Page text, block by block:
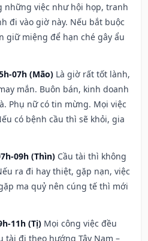
những việc như hội họp, tranh
đi vào giờ này. Nếu bắt buộc
giữ miệng để hạn ché gây ẩu
07h (Mão) Là giờ rất tốt lành,
mắn. Buôn bán, kinh doanh
Phụ nữ có tin mừng. Mọi việc
có bệnh cầu thì sẽ khỏi, gia
09h (Thìn) Cầu tài thì không
ra đi hay thiệt, gặp nạn, việc
ma quỷ nên cúng tế thì mới
11h (Tị) Mọi công việc đều
tài đi theo hướng Tây Nam –